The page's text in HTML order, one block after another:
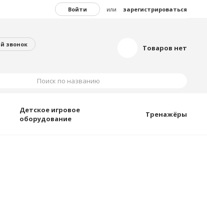
Войти или зарегистрироваться
Товаров нет
звонок
Поиск по названию
Детское игровое
оборудование
Тренажёры